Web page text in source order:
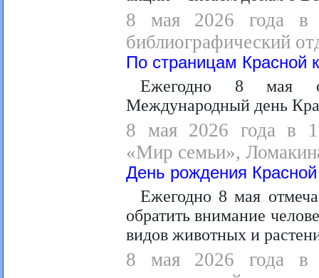
8 мая 2026 года в
библиографический
По страницам Красной
Ежегодно 8 мая
Международный день
8 мая 2026 года в
«Мир семьи»,
День рождения Красной
Ежегодно 8 мая
обратить внимание
видов животных и
8 мая 2026 года в